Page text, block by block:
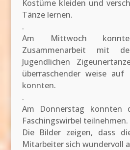
Kostüme kleiden und
Tänze lernen.
.
Am Mittwoch
Zusammenarbeit mit
Jugendlichen
überraschender weise auf
konnten.
.
Am Donnerstag konnten
Faschingswirbel teilnehmen.
Die Bilder zeigen, dass
Mitarbeiter sich wundervoll